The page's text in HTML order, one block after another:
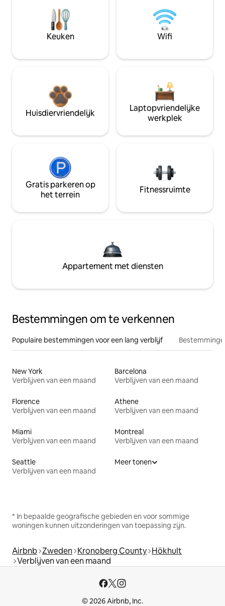
Keuken Wifi
Huisdiervriendelijk
Laptopvriendelijke
werkplek
Gratis parkeren op
het terrein
Fitnessruimte
Appartement met diensten
Bestemmingen om te verkennen
Populaire bestemmingen voor een lang verblijf
New York
Verblijven van een maand
Barcelona
Verblijven van een maand
Florence
Verblijven van een maand
Athene
Verblijven van een maand
Miami
Verblijven van een maand
Montreal
Verblijven van een maand
Seattle
Verblijven van een maand
Meer tonen
* In bepaalde geografische gebieden en voor sommige
woningen kunnen uitzonderingen van toepassing zijn.
Airbnb Zweden Kronoberg County Hökhult
Verblijven van een maand
© 2026 Airbnb, Inc.